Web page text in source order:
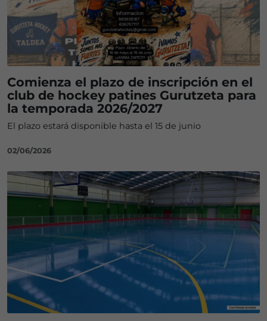
Comienza el plazo de inscripción en el
club de hockey patines Gurutzeta para
la temporada 2026/2027
El plazo estará disponible hasta el 15 de junio
02/06/2026